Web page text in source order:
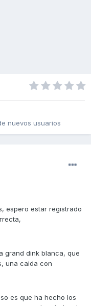
nuevos usuarios
espero estar registrado
grand dink blanca, que
una caida con
es que ha hecho los